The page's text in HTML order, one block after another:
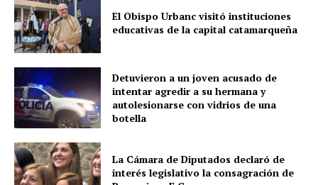
El Obispo Urbanc visitó instituciones
educativas de la capital catamarqueña
Detuvieron a un joven acusado de
intentar agredir a su hermana y
autolesionarse con vidrios de una
botella
La Cámara de Diputados declaró de
interés legislativo la consagración de